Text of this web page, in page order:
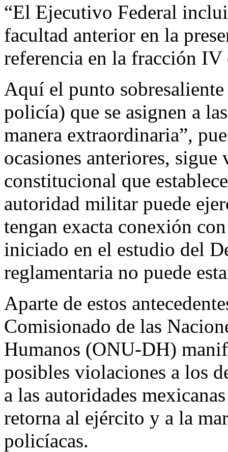
“El Ejecutivo Federal
facultad anterior en la
referencia en la fracción
Aquí el punto sobresaliente
policía) que se asignen a
manera extraordinaria”,
ocasiones anteriores,
constitucional que
autoridad militar puede
tengan exacta conexión
iniciado en el estudio del
reglamentaria no puede
Aparte de estos
Comisionado de las
Humanos (ONU-DH)
posibles violaciones a los
a las autoridades
retorna al ejército y a la
policíacas.